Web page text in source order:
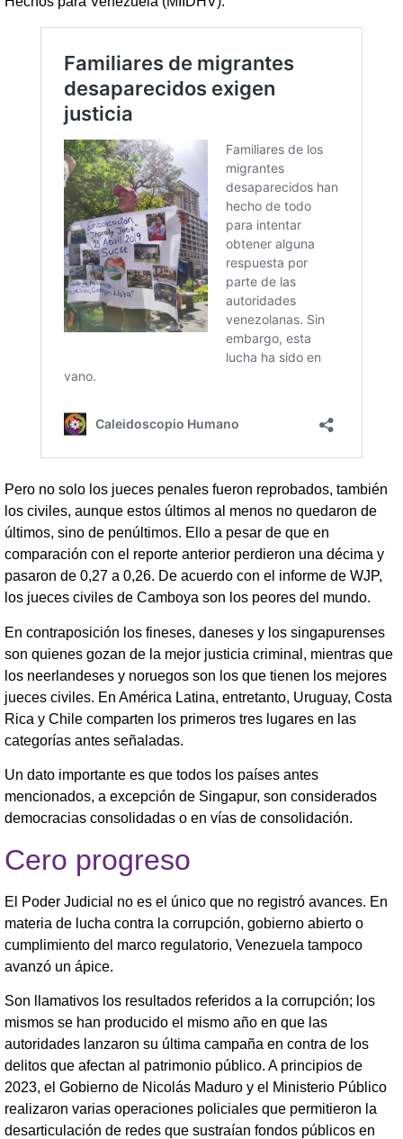
Pero no solo los jueces penales fueron reprobados, también
los civiles, aunque estos últimos al menos no quedaron de
últimos, sino de penúltimos. Ello a pesar de que en
comparación con el reporte anterior perdieron una décima y
pasaron de 0,27 a 0,26. De acuerdo con el informe de WJP,
los jueces civiles de Camboya son los peores del mundo.
En contraposición los fineses, daneses y los singapurenses
son quienes gozan de la mejor justicia criminal, mientras que
los neerlandeses y noruegos son los que tienen los mejores
jueces civiles. En América Latina, entretanto, Uruguay, Costa
Rica y Chile comparten los primeros tres lugares en las
categorías antes señaladas.
Un dato importante es que todos los países antes
mencionados, a excepción de Singapur, son considerados
democracias consolidadas o en vías de consolidación.
Cero progreso
El Poder Judicial no es el único que no registró avances. En
materia de lucha contra la corrupción, gobierno abierto o
cumplimiento del marco regulatorio, Venezuela tampoco
avanzó un ápice.
Son llamativos los resultados referidos a la corrupción; los
mismos se han producido el mismo año en que las
autoridades lanzaron su última campaña en contra de los
delitos que afectan al patrimonio público. A principios de
2023, el Gobierno de Nicolás Maduro y el Ministerio Público
realizaron varias operaciones policiales que permitieron la
desarticulación de redes que sustraían fondos públicos en